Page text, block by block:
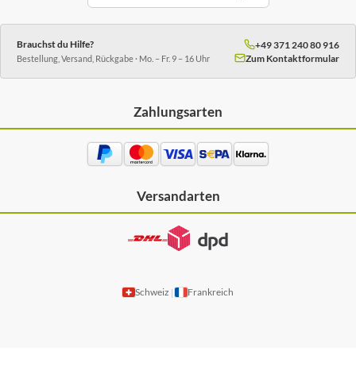
Brauchst du Hilfe?
Bestellung, Versand, Rückgabe · Mo. – Fr. 9 – 16 Uhr
+49 371 240 80 916
Zum Kontaktformular
Zahlungsarten
Versandarten
Schweiz | Frankreich